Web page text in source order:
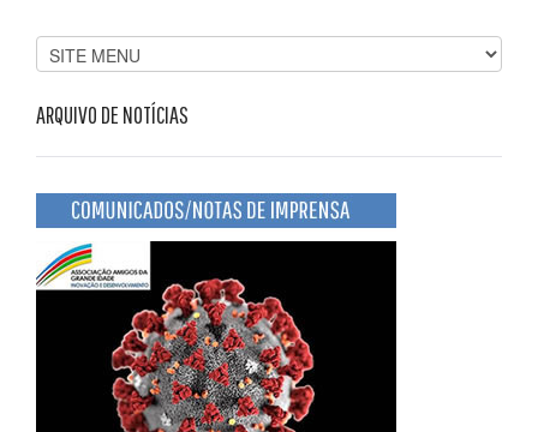
ARQUIVO DE NOTÍCIAS